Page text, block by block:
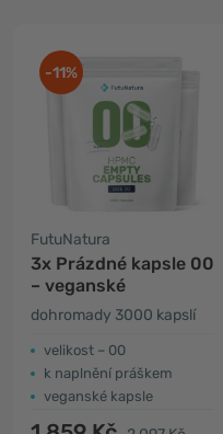
-11%
FutuNatura
3x Prázdné kapsle 00
– veganské
dohromady 3000 kapslí
velikost – 00
k naplnění práškem
veganské kapsle